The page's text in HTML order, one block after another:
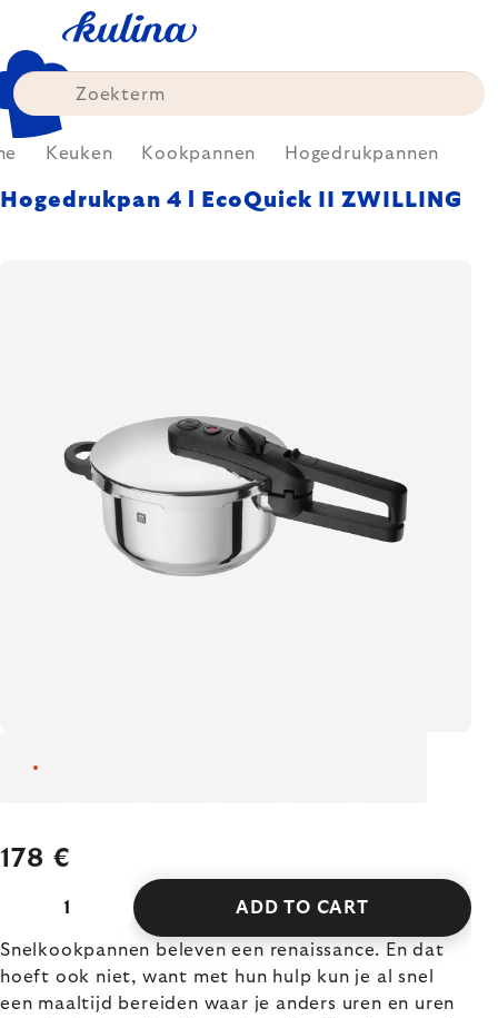
content
Keuken Kookpannen Hogedrukpannen
Hogedrukpan 4 l EcoQuick II ZWILLING
178 €
ADD TO CART
Snelkookpannen beleven een renaissance. En dat
hoeft ook niet, want met hun hulp kun je al snel
een maaltijd bereiden waar je anders uren en uren